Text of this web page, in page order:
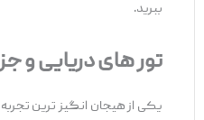
ببرید.
تورهای دریایی و
یکی از هیجان ‌انگیز ترین